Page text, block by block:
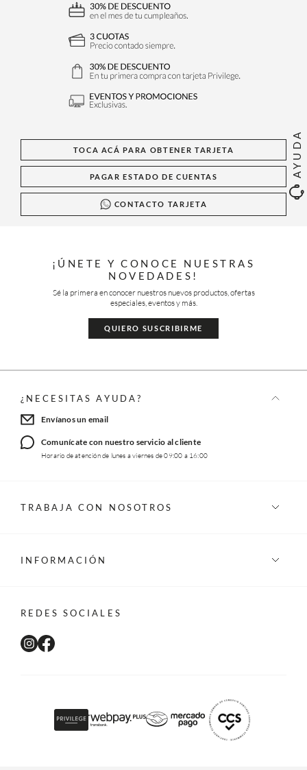
AYUDA
TOCA ACÁ PARA OBTENER TARJETA
PAGAR ESTADO DE CUENTAS
CONTACTO TARJETA
¡ÚNETE Y CONOCE NUESTRAS
NOVEDADES!
Sé la primera en conocer nuestros nuevos productos, ofertas
especiales, eventos y más.
QUIERO SUSCRIBIRME
¿NECESITAS AYUDA?
Envíanos un email
Comunícate con nuestro servicio al cliente
Horario de atención de lunes a viernes de 09:00 a 16:00
TRABAJA CON NOSOTROS
INFORMACIÓN
REDES SOCIALES